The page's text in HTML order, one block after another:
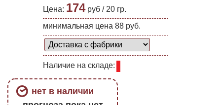
Цена: 174руб / 20 гр.
минимальная цена 88 руб.
Наличие на складе:
нет в наличии